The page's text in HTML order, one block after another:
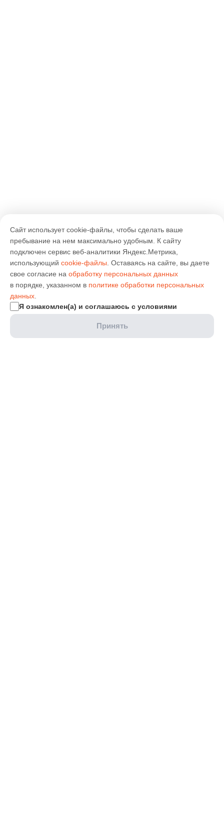
Сайт использует cookie-файлы, чтобы сделать ваше
пребывание на нем максимально удобным. К cайту
подключен сервис веб-аналитики Яндекс.Метрика,
использующий cookie-файлы . Оставаясь на сайте, вы даете
свое согласие на обработку персональных данных
в порядке, указанном в политике обработки персональных
данных
Я ознакомлен(а) и соглашаюсь с условиями
Принять